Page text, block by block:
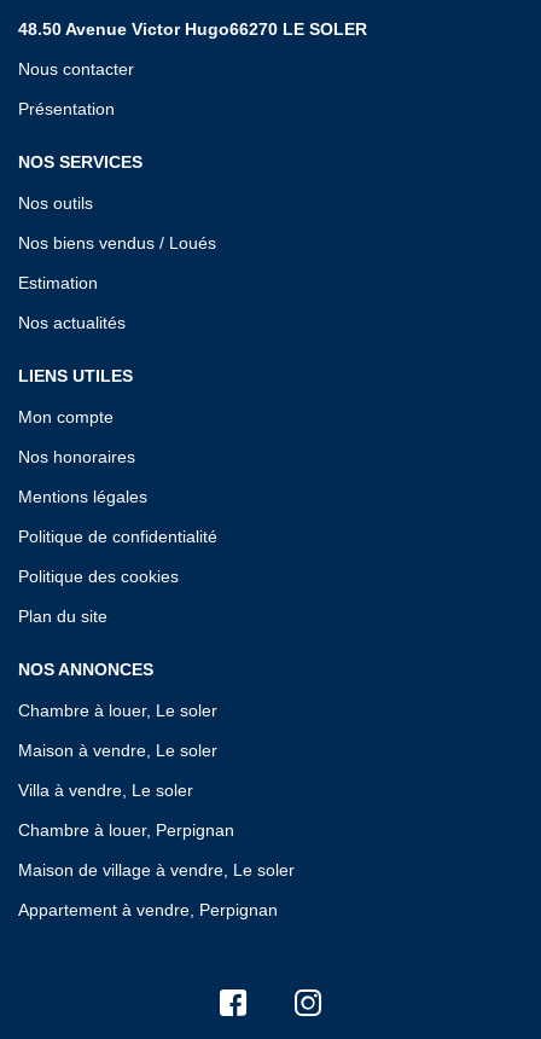
48.50 Avenue Victor Hugo66270 LE SOLER
Nous contacter
Présentation
NOS SERVICES
Nos outils
Nos biens vendus / Loués
Estimation
Nos actualités
LIENS UTILES
Mon compte
Nos honoraires
Mentions légales
Politique de confidentialité
Politique des cookies
Plan du site
NOS ANNONCES
Chambre à louer, Le soler
Maison à vendre, Le soler
Villa à vendre, Le soler
Chambre à louer, Perpignan
Maison de village à vendre, Le soler
Appartement à vendre, Perpignan